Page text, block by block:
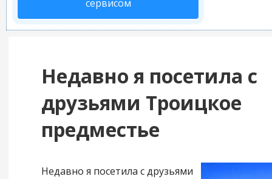
сервисом
Недавно я посетила с
друзьями Троицкое
предместье
Недавно я посетила с друзьями